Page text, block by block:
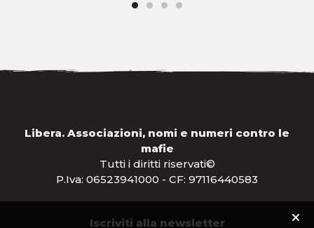
Libera. Associazioni, nomi e numeri contro le
mafie
Tutti i diritti riservati©
P.Iva: 06523941000 - CF: 97116440583
Iscriviti alla newsletter